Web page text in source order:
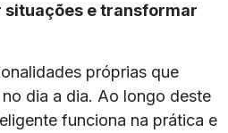
e transformar
próprias que
dia a dia. Ao longo deste
funciona na prática e